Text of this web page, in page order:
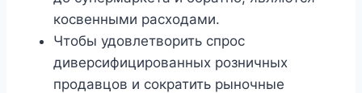
косвенными расходами.
Чтобы удовлетворить спрос
диверсифицированных розничных
продавцов и сократить рыночные